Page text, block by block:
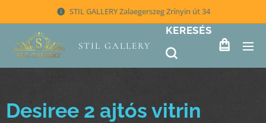
STIL GALLERY Zalaegerszeg Zrínyin út 34
STIL GALLERY
KERESÉS
Desiree 2 ajtós vitrin